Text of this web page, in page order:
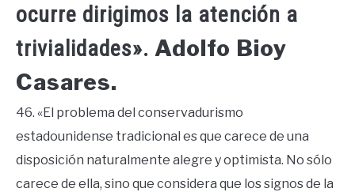
ocurre dirigimos la atención a
trivialidades». Adolfo Bioy
Casares.
46. «El problema del conservadurismo
estadounidense tradicional es que carece de una
disposición naturalmente alegre y optimista. No sólo
carece de ella, sino que considera que los signos de la